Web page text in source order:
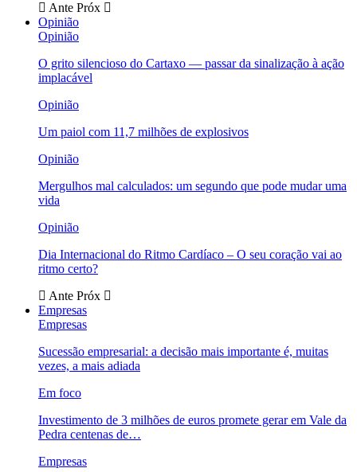
Ante Próx
Opinião
Opinião
O grito silencioso do Cartaxo — passar da sinalização à ação
implacável
Opinião
Um paiol com 11,7 milhões de explosivos
Opinião
Mergulhos mal calculados: um segundo que pode mudar uma
vida
Opinião
Dia Internacional do Ritmo Cardíaco – O seu coração vai ao
ritmo certo?
Ante Próx
Empresas
Empresas
Sucessão empresarial: a decisão mais importante é, muitas
vezes, a mais adiada
Em foco
Investimento de 3 milhões de euros promete gerar em Vale da
Pedra centenas de…
Empresas